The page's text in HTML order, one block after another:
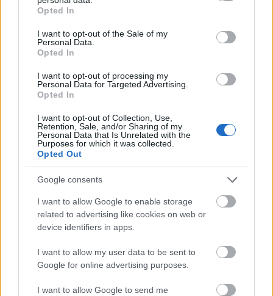
grant or deny consent to Google and its third-party tags to
use your data for below specified purposes in below Google
consent section.
Opted In
I want to opt-out of the Sale of my
Personal Data.
Opted In
I want to opt-out of processing my
Personal Data for Targeted Advertising.
Opted In
I want to opt-out of Collection, Use,
Retention, Sale, and/or Sharing of my
Personal Data that Is Unrelated with the
Purposes for which it was collected.
Opted Out
Google consents
I want to allow Google to enable storage
related to advertising like cookies on web or
device identifiers in apps.
I want to allow my user data to be sent to
Google for online advertising purposes.
I want to allow Google to send me
M1 bővítés: már zajlik a teljesen új
Bicske Kelet csomópont építése
Másfélszeresére bővítik
Hódmezővásárhely jó hírű református
Látványos építési szakasz indult be a